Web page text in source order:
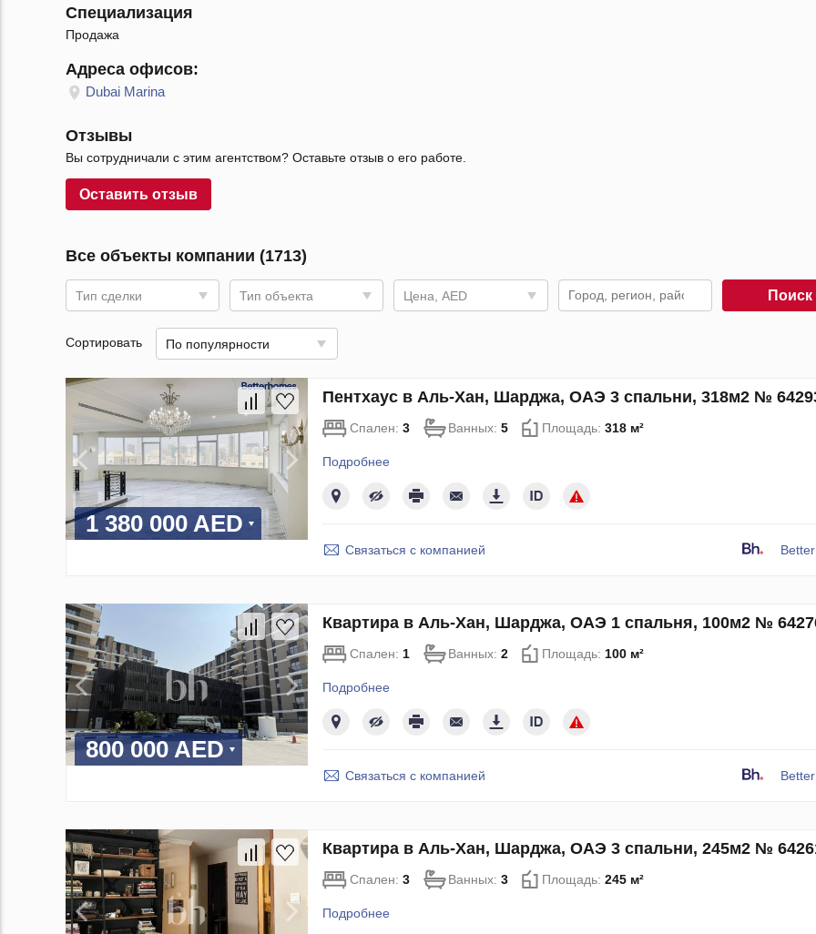
Специализация
Продажа
Адреса офисов:
Dubai Marina
Отзывы
Вы сотрудничали с этим агентством? Оставьте отзыв о его работе.
Оставить отзыв
Все объекты компании (1713)
Тип сделки Тип объекта Цена, AED Поиск
Сортировать По популярности
1 380 000 AED
Пентхаус в Аль-Хан, Шарджа, ОАЭ 3 спальни, 318м2 №
Спален:3 Ванных:5 Площадь:318 м²
Подробнее
Связаться с компанией
800 000 AED
Квартира в Аль-Хан, Шарджа, ОАЭ 1 спальня, 100м2 №
Спален: 1 Ванных:2 Площадь: 100 м²
Подробнее
Связаться с компанией
Квартира в Аль-Хан, Шарджа, ОАЭ 3 спальни, 245м2 №
Спален:3 Ванных:3 Площадь:245 м²
Подробнее